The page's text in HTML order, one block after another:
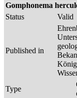
Gomphonema
Status
Valid
Published in
Type